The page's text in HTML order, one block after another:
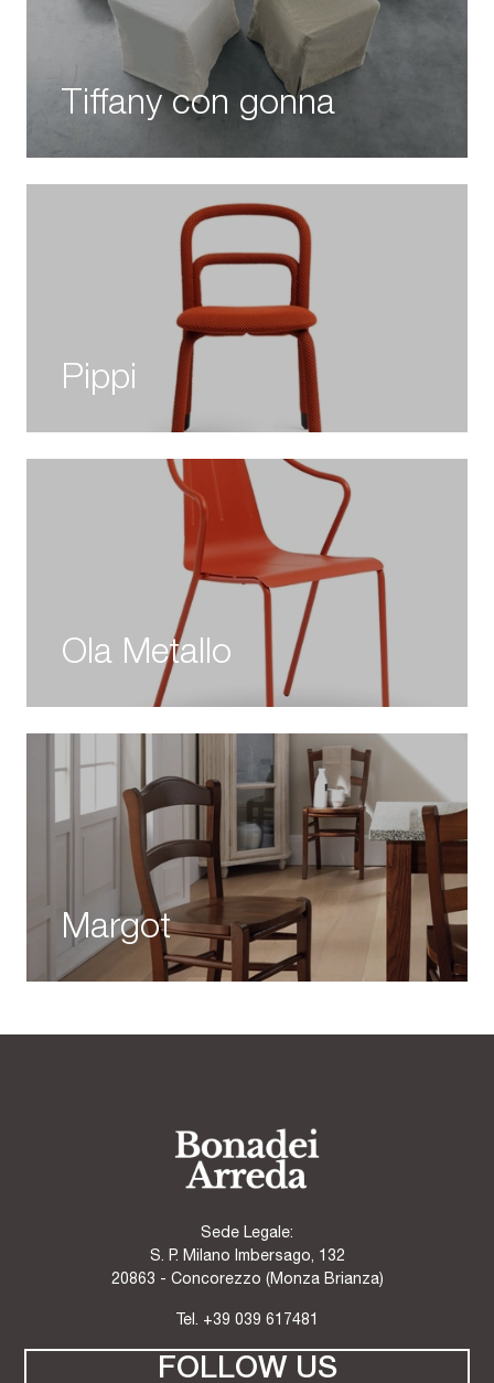
Tiffany con gonna
Pippi
Ola Metallo
Margot
Sede Legale:
S. P. Milano Imbersago, 132
20863 - Concorezzo (Monza Brianza)
Tel. +39 039 617481
FOLLOW US